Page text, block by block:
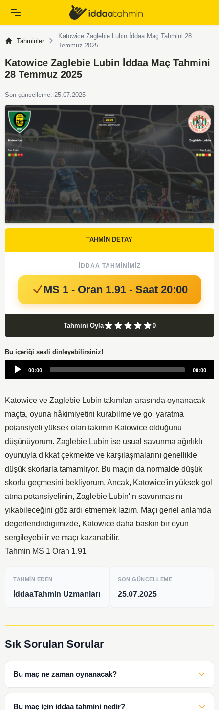
Tahminler
Katowice Zaglebie Lubin İddaa Maç Tahmini 28
Temmuz 2025
Katowice Zaglebie Lubin İddaa Maç Tahmini
28 Temmuz 2025
Son güncelleme: 25.07.2025
TAHMİN DETAY
İDDAA TAHMINIMIZ
MS 1 - Oran 1.91 - Saat 20:00
Tahmini Oyla 0
Bu içeriği sesli dinleyebilirsiniz!
Audio
00:00 00:00
Katowice ve Zaglebie Lubin takımları arasında oynanacak
maçta, oyuna hâkimiyetini kurabilme ve gol yaratma
potansiyeli yüksek olan takımın Katowice olduğunu
düşünüyorum. Zaglebie Lubin ise usual savunma ağırlıklı
oyunuyla dikkat çekmekte ve karşılaşmalarını genellikle
düşük skorlarla tamamlıyor. Bu maçın da normalde düşük
skorlu geçmesini bekliyorum. Ancak, Katowice'in yüksek gol
atma potansiyelinin, Zaglebie Lubin'in savunmasını
yıkabileceğini göz ardı etmemek lazım. Maçı genel anlamda
değerlendirdiğimizde, Katowice daha baskın bir oyun
sergileyebilir ve maçı kazanabilir.
Tahmin MS 1 Oran 1.91
TAHMIN EDEN
İddaaTahmin Uzmanları
SON GÜNCELLEME
25.07.2025
Sık Sorulan Sorular
Bu maç ne zaman oynanacak?
Bu maç için iddaa tahmini nedir?